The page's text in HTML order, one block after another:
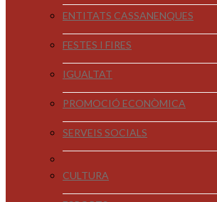
ENTITATS CASSANENQUES
FESTES I FIRES
IGUALTAT
PROMOCIÓ ECONÒMICA
SERVEIS SOCIALS
CULTURA